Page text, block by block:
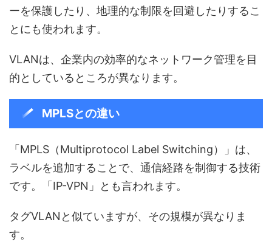
ーを保護したり、地理的な制限を回避したりするこ
とにも使われます。
VLANは、企業内の効率的なネットワーク管理を目
的としているところが異なります。
MPLSとの違い
「MPLS（Multiprotocol Label Switching）」は、
ラベルを追加することで、通信経路を制御する技術
です。「IP-VPN」とも言われます。
タグVLANと似ていますが、その規模が異なりま
す。